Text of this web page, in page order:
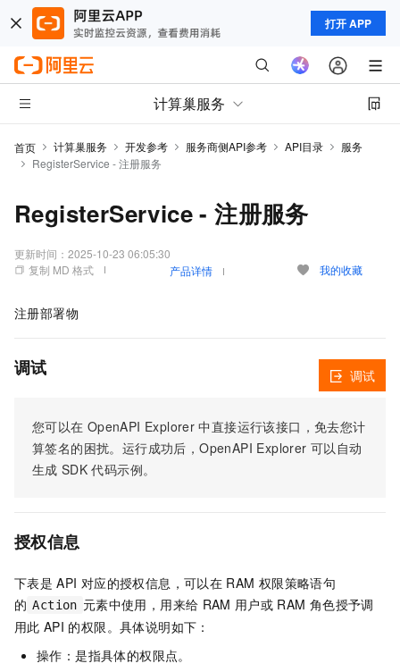
打开 APP
计算巢服务
首页 计算巢服务 开发参考 服务商侧API参考 API目录
服务
RegisterService - 注册服务
RegisterService - 注册服务
更新时间： 2025-10-23 06:05:30
复制 MD 格式
产品详情 我的收藏
注册部署物
调试
您可以在 OpenAPI Explorer 中直接运行该接口，免去您计
算签名的困扰。运行成功后，OpenAPI Explorer 可以自动
生成 SDK 代码示例。
调试
授权信息
下表是 API 对应的授权信息，可以在 RAM 权限策略语句
的 Action 元素中使用，用来给 RAM 用户或 RAM 角色授予调
用此 API 的权限。具体说明如下：
操作：是指具体的权限点。